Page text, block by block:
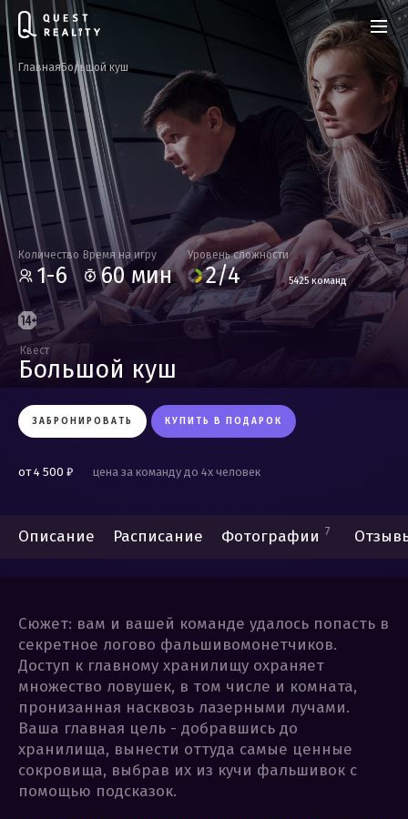
ГлавнаяБольшой куш
Количество
1-6
Время на игру
60 мин
Уровень сложности
2/4 5425 команд
Квест
Большой куш
ЗАБРОНИРОВАТЬ КУПИТЬ В ПОДАРОК
от 4 500 ₽ цена за команду до 4х человек
Описание Расписание Фотографии 7
Сюжет: вам и вашей команде удалось попасть в
секретное логово фальшивомонетчиков.
Доступ к главному хранилищу охраняет
множество ловушек, в том числе и комната,
пронизанная насквозь лазерными лучами.
Ваша главная цель - добравшись до
хранилища, вынести оттуда самые ценные
сокровища, выбрав их из кучи фальшивок с
помощью подсказок.